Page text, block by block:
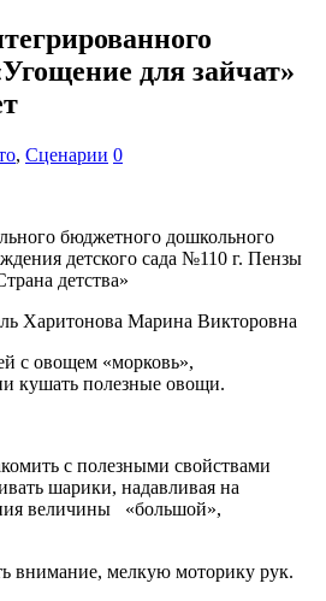
для зайчат»
, Сценарии 0
бюджетного дошкольного
детского сада №110 г. Пензы
детства»
Харитонова Марина Викторовна
с овощем «морковь»,
кушать полезные овощи.
с полезными свойствами
шарики, надавливая на
величины «большой»,
внимание, мелкую моторику рук.